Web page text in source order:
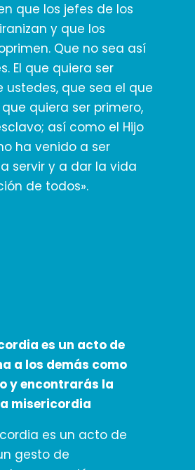
que los jefes de los
y que los
Que no sea así
El que quiera ser
ustedes, que sea el que
quiera ser primero,
así como el Hijo
ha venido a ser
servir y a dar la vida
de todos».
es un acto de
a los demás como
y encontrarás la
misericordia
es un acto de
gesto de